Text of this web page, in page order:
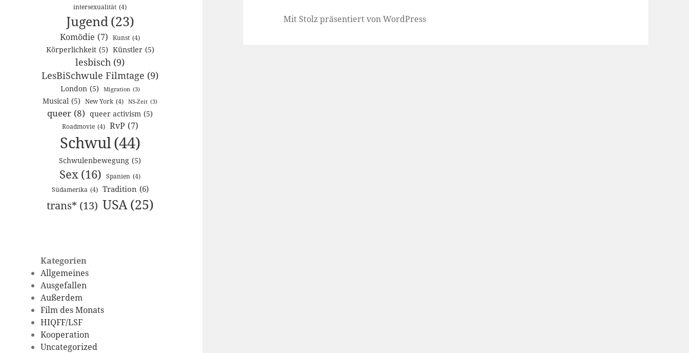
intersexualität (4)
Jugend(23)
Komödie (7) Kunst (4)
Körperlichkeit (5) Künstler (5)
lesbisch (9)
LesBiSchwule Filmtage (9)
London (5) Migration (3)
Musical (5) New York (4) NS-Zeit (3)
queer (8) queer activism (5)
Roadmovie (4) RvP (7)
Schwul(44)
Schwulenbewegung (5)
Sex (16) Spanien (4)
Südamerika (4) Tradition (6)
trans* (13) USA(25)
Kategorien
Allgemeines
Ausgefallen
Außerdem
Film des Monats
HIQFF/LSF
Kooperation
Uncategorized
Mit Stolz präsentiert von WordPress